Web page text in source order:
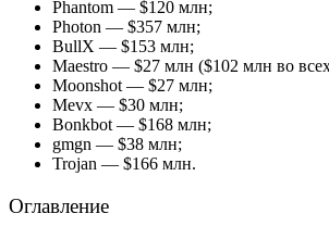
Phantom — $120 млн;
Photon — $357 млн;
BullX — $153 млн;
Maestro — $27 млн ($102 млн во всех
Moonshot — $27 млн;
Mevx — $30 млн;
Bonkbot — $168 млн;
gmgn — $38 млн;
Trojan — $166 млн.
Оглавление